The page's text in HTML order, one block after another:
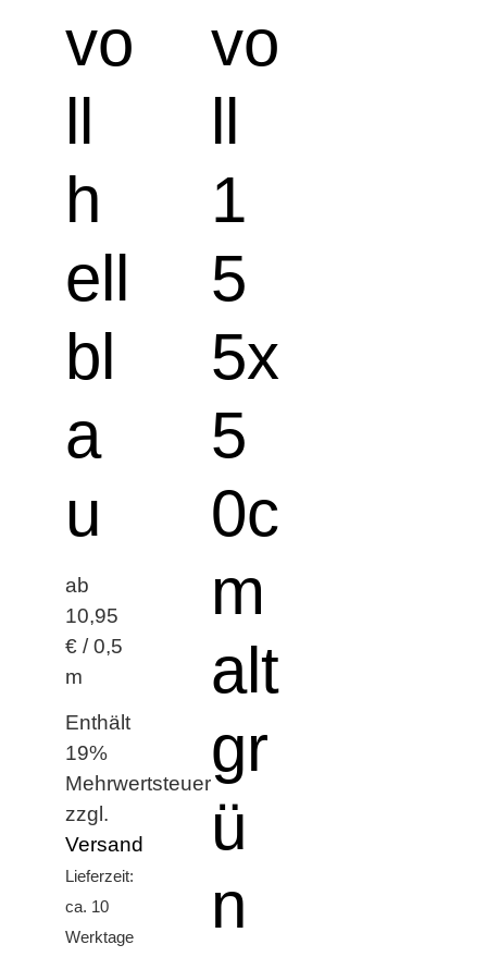
vo
ll
h
ell
bl
a
u
ab
10,95
€ / 0,5
m
Enthält
19%
Mehrwertsteuer
zzgl.
Versand
Lieferzeit:
ca. 10
Werktage
vo
ll
1
5
5x
5
0c
m
alt
gr
ü
n